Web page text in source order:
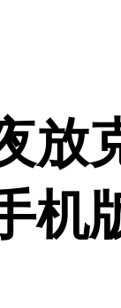
放
机